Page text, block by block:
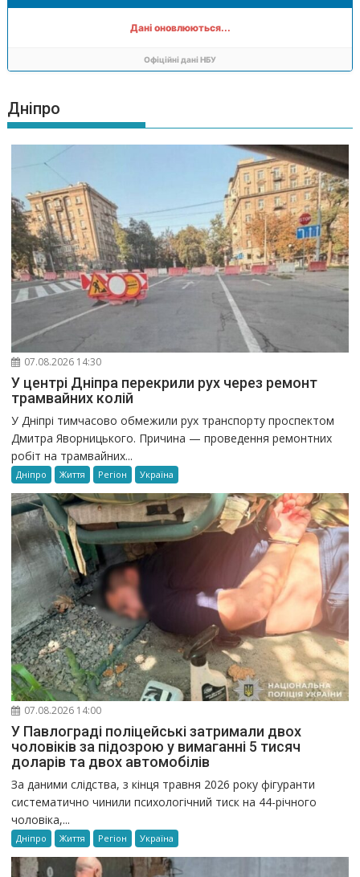
Дані оновлюються...
Офіційні дані НБУ
Дніпро
07.08.2026 14:30
У центрі Дніпра перекрили рух через ремонт
трамвайних колій
У Дніпрі тимчасово обмежили рух транспорту проспектом
Дмитра Яворницького. Причина — проведення ремонтних
робіт на трамвайних...
Дніпро Життя Регіон Україна
07.08.2026 14:00
У Павлограді поліцейські затримали двох
чоловіків за підозрою у вимаганні 5 тисяч
доларів та двох автомобілів
За даними слідства, з кінця травня 2026 року фігуранти
систематично чинили психологічний тиск на 44-річного
чоловіка,...
Дніпро Життя Регіон Україна